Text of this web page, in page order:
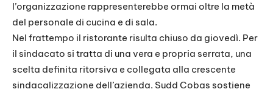
l’organizzazione rappresenterebbe ormai oltre la metà
del personale di cucina e di sala.
Nel frattempo il ristorante risulta chiuso da giovedì. Per
il sindacato si tratta di una vera e propria serrata, una
scelta definita ritorsiva e collegata alla crescente
sindacalizzazione dell’azienda. Sudd Cobas sostiene